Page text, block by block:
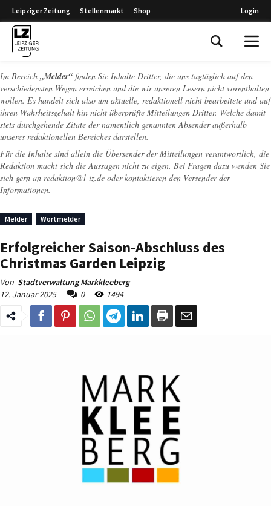
Leipziger Zeitung Stellenmarkt Shop Login
Im Bereich „Melder“ finden Sie Inhalte Dritter, die uns tagtäglich auf den
verschiedensten Wegen erreichen und die wir unseren Lesern nicht vorenthalten
wollen. Es handelt sich also um aktuelle, redaktionell nicht bearbeitete und auf
ihren Wahrheitsgehalt hin nicht überprüfte Mitteilungen Dritter. Welche damit
stets durchgehende Zitate der namentlich genannten Absender außerhalb
unseres redaktionellen Bereiches darstellen.
Für die Inhalte sind allein die Übersender der Mitteilungen verantwortlich, die
Redaktion macht sich die Aussagen nicht zu eigen. Bei Fragen dazu wenden Sie
sich gern an redaktion@l-iz.de oder kontaktieren den Versender der
Informationen.
Melder Wortmelder
Erfolgreicher Saison-Abschluss des
Christmas Garden Leipzig
Von Stadtverwaltung Markkleeberg
12. Januar 2025
0 1494